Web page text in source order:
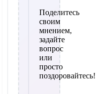
Поделитесь
своим
мнением,
задайте
вопрос
или
просто
поздоровайтесь!